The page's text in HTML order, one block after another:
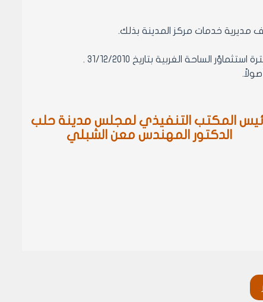
المكتب التنفيذي لمجلس مدينة حلب
الدكتور المهندس معن الشبلي